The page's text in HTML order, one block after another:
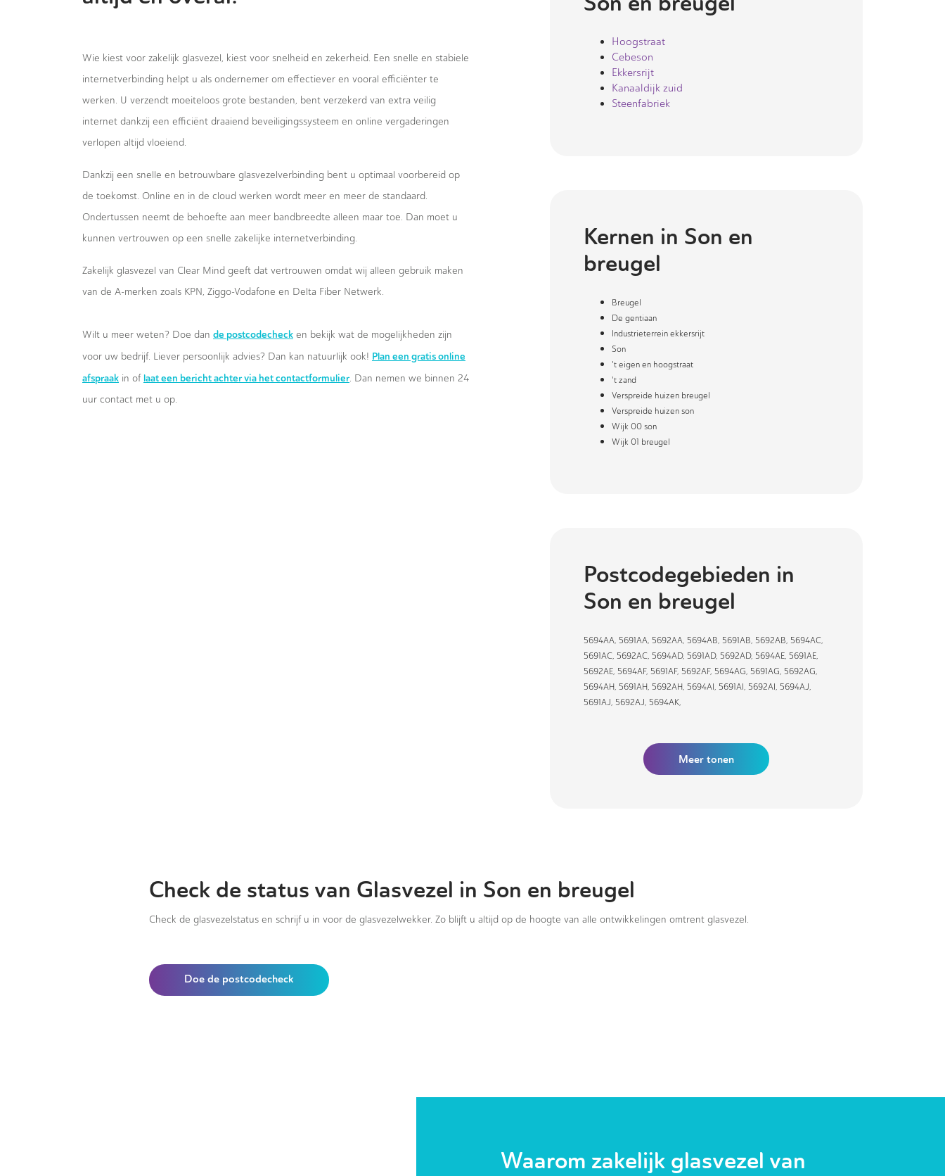
Wie kiest voor zakelijk glasvezel, kiest voor snelheid en zekerheid. Een snelle en stabiele
internetverbinding helpt u als ondernemer om effectiever en vooral efficiënter te
werken. U verzendt moeiteloos grote bestanden, bent verzekerd van extra veilig
internet dankzij een efficiënt draaiend beveiligingssysteem en online vergaderingen
verlopen altijd vloeiend.
Dankzij een snelle en betrouwbare glasvezelverbinding bent u optimaal voorbereid op
de toekomst. Online en in de cloud werken wordt meer en meer de standaard.
Ondertussen neemt de behoefte aan meer bandbreedte alleen maar toe. Dan moet u
kunnen vertrouwen op een snelle zakelijke internetverbinding.
Zakelijk glasvezel van Clear Mind geeft dat vertrouwen omdat wij alleen gebruik maken
van de A-merken zoals KPN, Ziggo-Vodafone en Delta Fiber Netwerk.
Wilt u meer weten? Doe dan de postcodecheck en bekijk wat de mogelijkheden zijn
voor uw bedrijf. Liever persoonlijk advies? Dan kan natuurlijk ook! Plan een gratis online
afspraak in of laat een bericht achter via het contactformulier. Dan nemen we binnen 24
uur contact met u op.
Hoogstraat
Cebeson
Ekkersrijt
Kanaaldijk zuid
Steenfabriek
Kernen in Son en
breugel
Breugel
De gentiaan
Industrieterrein ekkersrijt
Son
't eigen en hoogstraat
't zand
Verspreide huizen breugel
Verspreide huizen son
Wijk 00 son
Wijk 01 breugel
Postcodegebieden in
Son en breugel
5694AA, 5691AA, 5692AA, 5694AB, 5691AB, 5692AB, 5694AC,
5691AC, 5692AC, 5694AD, 5691AD, 5692AD, 5694AE, 5691AE,
5692AE, 5694AF, 5691AF, 5692AF, 5694AG, 5691AG, 5692AG,
5694AH, 5691AH, 5692AH, 5694AI , 5691AI , 5692AI , 5694AJ,
5691AJ, 5692AJ, 5694AK,
Meer tonen
Check de status van Glasvezel in Son en breugel
Check de glasvezelstatus en schrijf u in voor de glasvezelwekker. Zo blijft u altijd op de hoogte van alle ontwikkelingen omtrent glasvezel.
Doe de postcodecheck
Waarom zakelijk glasvezel van